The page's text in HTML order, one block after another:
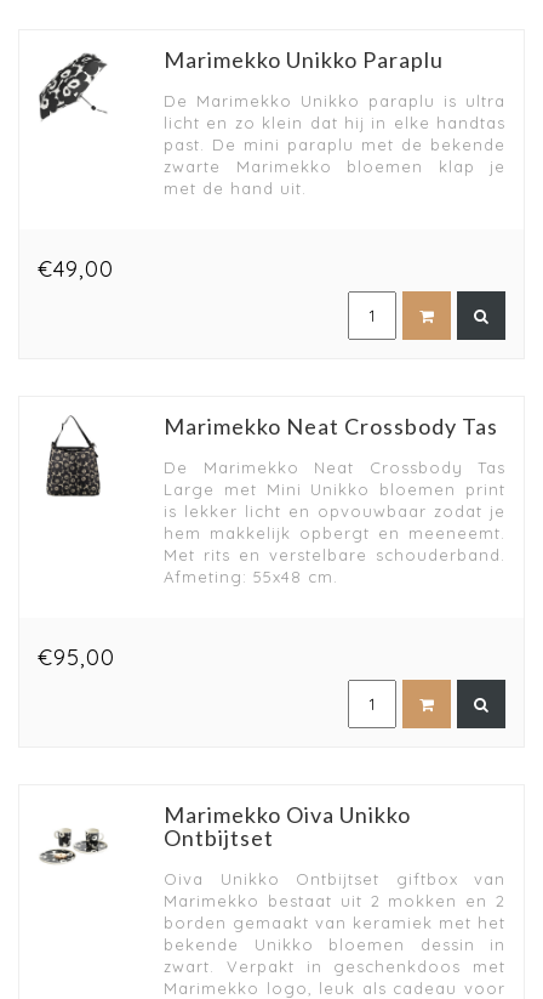
Marimekko Unikko Paraplu
De Marimekko Unikko paraplu is ultra
licht en zo klein dat hij in elke handtas
past. De mini paraplu met de bekende
zwarte Marimekko bloemen klap je
met de hand uit.
€49,00
Marimekko Neat Crossbody Tas
De Marimekko Neat Crossbody Tas
Large met Mini Unikko bloemen print
is lekker licht en opvouwbaar zodat je
hem makkelijk opbergt en meeneemt.
Met rits en verstelbare schouderband.
Afmeting: 55x48 cm.
€95,00
Marimekko Oiva Unikko
Ontbijtset
Oiva Unikko Ontbijtset giftbox van
Marimekko bestaat uit 2 mokken en 2
borden gemaakt van keramiek met het
bekende Unikko bloemen dessin in
zwart. Verpakt in geschenkdoos met
Marimekko logo, leuk als cadeau voor